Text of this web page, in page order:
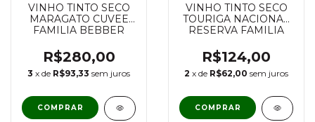
VINHO TINTO SECO
MARAGATO CUVEE
FAMILIA BEBBER
R$280,00
3 x de R$93,33 sem juros
VINHO TINTO SECO
TOURIGA NACIONAL
RESERVA FAMILIA
R$124,00
2 x de R$62,00 sem juros